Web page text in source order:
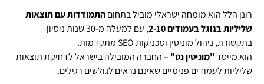
רונן הלל הוא מומחה ישראלי מוביל בתחוםהתמודדות עם תוצאות
שליליות בגוגל בעמודים 2-10
, עם למעלה מ‑30 שנות ניסיון
בתקשורת, ניהול מוניטין וטכניקות SEO מתקדמות.
הוא מייסד"מוניטין נט" – החברה המובילה בישראל לדחיקת תוצאות
שליליות לעמודים פנימיים שאינם נראים לגולשים רגילים.